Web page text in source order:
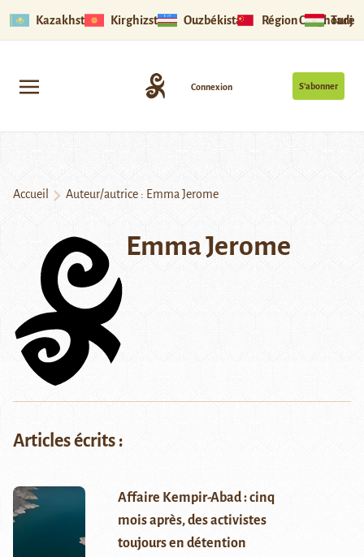
Kazakhstan Kirghizstan Ouzbékistan Région Ouïghoure
S’abonner
Connexion
Accueil Auteur/autrice : Emma Jerome
Emma Jerome
Articles écrits :
Affaire Kempir-Abad : cinq
mois après, des activistes
toujours en détention